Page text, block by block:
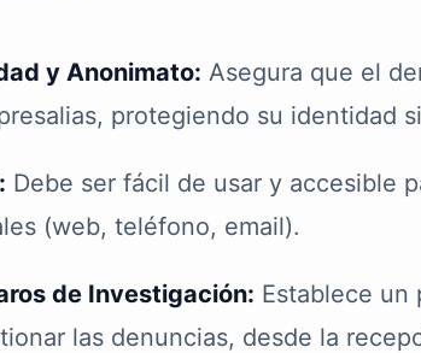
y Anonimato: Asegura que el
protegiendo su identidad
Debe ser fácil de usar y accesible
(web, teléfono, email).
de Investigación: Establece un
las denuncias, desde la